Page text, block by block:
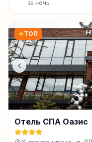
за ночь
★ТОП
Отель СПА Оазис